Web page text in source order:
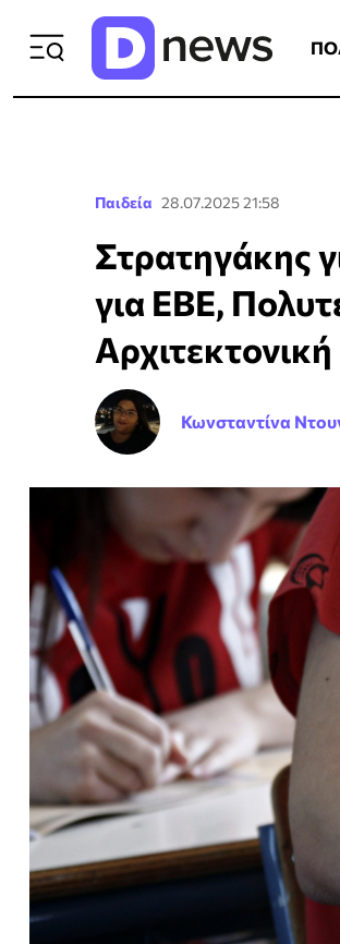
Παιδεία 28.07.2025 21:58
Στρατηγάκης
για ΕΒΕ,
Αρχιτεκτονική
Κωνσταντίνα